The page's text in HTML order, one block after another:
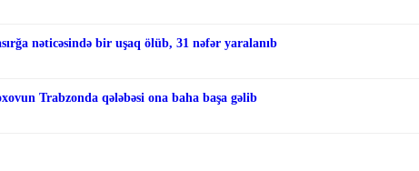
nəticəsində bir uşaq ölüb, 31 nəfər yaralanıb
Trabzonda qələbəsi ona baha başa gəlib